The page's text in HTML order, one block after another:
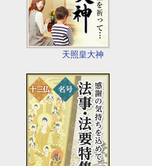
天照皇大神